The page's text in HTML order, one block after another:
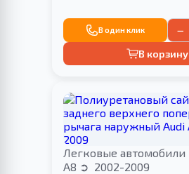
В один клик −
В корзину
Легковые автомобили
A8
2002-2009